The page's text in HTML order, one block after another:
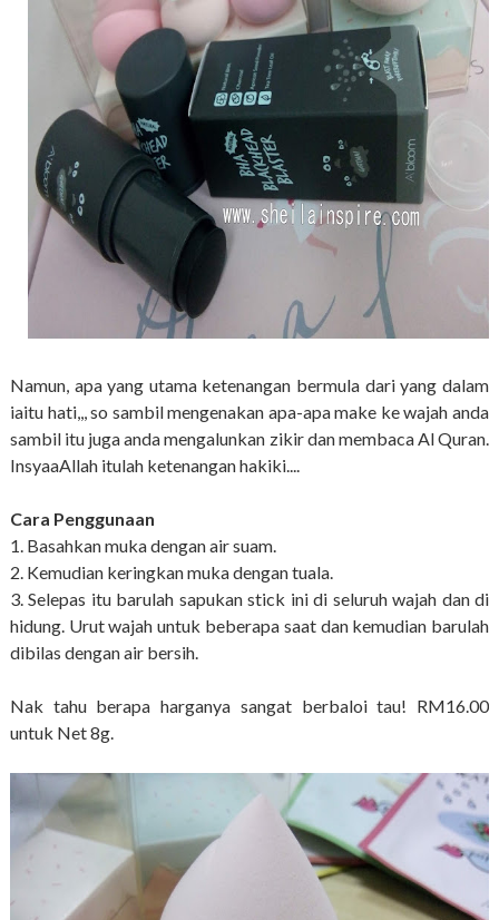
Namun, apa yang utama ketenangan bermula dari yang dalam
iaitu hati,,, so sambil mengenakan apa-apa make ke wajah anda
sambil itu juga anda mengalunkan zikir dan membaca Al Quran.
InsyaaAllah itulah ketenangan hakiki....
Cara Penggunaan
1. Basahkan muka dengan air suam.
2. Kemudian keringkan muka dengan tuala.
3. Selepas itu barulah sapukan stick ini di seluruh wajah dan di
hidung. Urut wajah untuk beberapa saat dan kemudian barulah
dibilas dengan air bersih.
Nak tahu berapa harganya sangat berbaloi tau! RM16.00
untuk Net 8g.